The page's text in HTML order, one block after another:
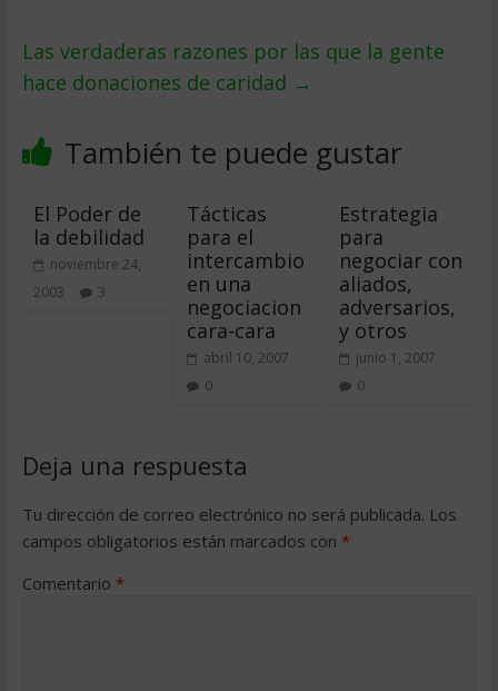
Las verdaderas razones por las que la gente
hace donaciones de caridad →
También te puede gustar
El Poder de
la debilidad
noviembre 24,
2003
3
Tácticas
para el
intercambio
en una
negociacion
cara-cara
abril 10, 2007
0
Estrategia
para
negociar con
aliados,
adversarios,
y otros
junio 1, 2007
0
Deja una respuesta
Tu dirección de correo electrónico no será publicada. Los
campos obligatorios están marcados con *
Comentario *